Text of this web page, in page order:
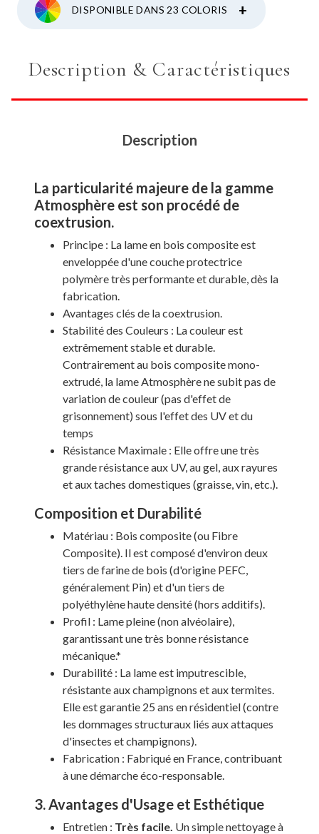
DISPONIBLE DANS 23 COLORIS +
Description & Caractéristiques
Description
La particularité majeure de la gamme
Atmosphère est son procédé de
coextrusion.
Principe : La lame en bois composite est
enveloppée d'une couche protectrice
polymère très performante et durable, dès la
fabrication.
Avantages clés de la coextrusion.
Stabilité des Couleurs : La couleur est
extrêmement stable et durable.
Contrairement au bois composite mono-
extrudé, la lame Atmosphère ne subit pas de
variation de couleur (pas d'effet de
grisonnement) sous l'effet des UV et du
temps
Résistance Maximale : Elle offre une très
grande résistance aux UV, au gel, aux rayures
et aux taches domestiques (graisse, vin, etc.).
Composition et Durabilité
Matériau : Bois composite (ou Fibre
Composite). Il est composé d'environ deux
tiers de farine de bois (d'origine PEFC,
généralement Pin) et d'un tiers de
polyéthylène haute densité (hors additifs).
Profil : Lame pleine (non alvéolaire),
garantissant une très bonne résistance
mécanique.*
Durabilité : La lame est imputrescible,
résistante aux champignons et aux termites.
Elle est garantie 25 ans en résidentiel (contre
les dommages structuraux liés aux attaques
d'insectes et champignons).
Fabrication : Fabriqué en France, contribuant
à une démarche éco-responsable.
3. Avantages d'Usage et Esthétique
Entretien : Très facile. Un simple nettoyage à